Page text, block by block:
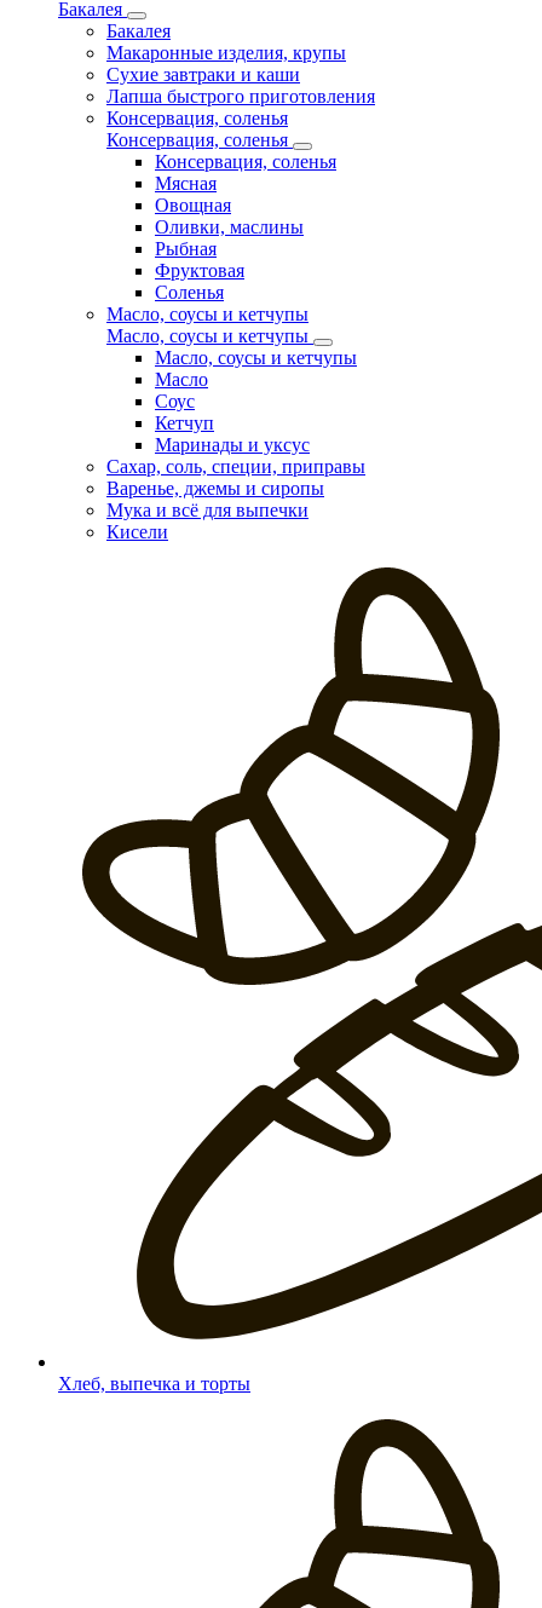
Бакалея
Бакалея
Макаронные изделия, крупы
Сухие завтраки и каши
Лапша быстрого приготовления
Консервация, соленья
Консервация, соленья
Консервация, соленья
Мясная
Овощная
Оливки, маслины
Рыбная
Фруктовая
Соленья
Масло, соусы и кетчупы
Масло, соусы и кетчупы
Масло, соусы и кетчупы
Масло
Соус
Кетчуп
Маринады и уксус
Сахар, соль, специи, приправы
Варенье, джемы и сиропы
Мука и всё для выпечки
Кисели
Хлеб, выпечка и торты